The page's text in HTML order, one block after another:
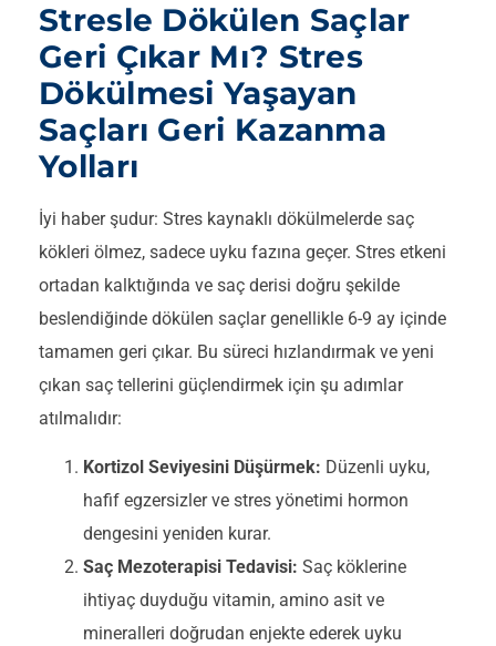
Stresle Dökülen Saçlar
Geri Çıkar Mı? Stres
Dökülmesi Yaşayan
Saçları Geri Kazanma
Yolları
İyi haber şudur: Stres kaynaklı dökülmelerde saç
kökleri ölmez, sadece uyku fazına geçer. Stres etkeni
ortadan kalktığında ve saç derisi doğru şekilde
beslendiğinde dökülen saçlar genellikle 6-9 ay içinde
tamamen geri çıkar. Bu süreci hızlandırmak ve yeni
çıkan saç tellerini güçlendirmek için şu adımlar
atılmalıdır:
Kortizol Seviyesini Düşürmek: Düzenli uyku,
hafif egzersizler ve stres yönetimi hormon
dengesini yeniden kurar.
Saç Mezoterapisi Tedavisi: Saç köklerine
ihtiyaç duyduğu vitamin, amino asit ve
mineralleri doğrudan enjekte ederek uyku